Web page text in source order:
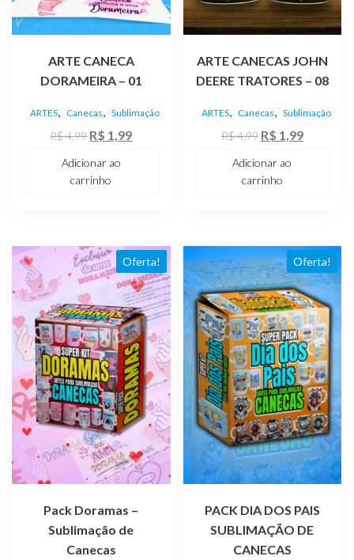
ARTE CANECA
DORAMEIRA – 01
ARTES, Canecas, Sublimação
R$4,99 O
original
R$ 1,99O
Adicionar ao
carrinho
ARTE CANECAS JOHN
DEERE TRATORES – 08
ARTES, Canecas, Sublimação
R$4,99 O
original
R$ 1,99O
Adicionar ao
carrinho
Oferta!
Pack Doramas –
Sublimação de
Canecas
Oferta!
PACK DIA DOS PAIS
SUBLIMAÇÃO DE
CANECAS